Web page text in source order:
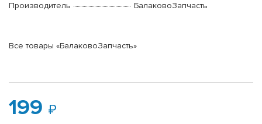
Производитель
БалаковоЗапчасть
Все товары «БалаковоЗапчасть»
199